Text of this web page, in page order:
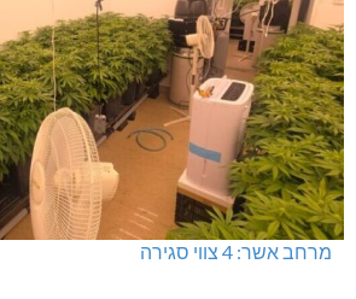
מרחב אשר: 4 צווי סגירה